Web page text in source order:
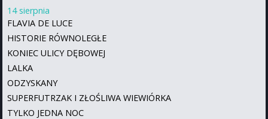
14 sierpnia
FLAVIA DE LUCE
HISTORIE RÓWNOLEGŁE
KONIEC ULICY DĘBOWEJ
LALKA
ODZYSKANY
SUPERFUTRZAK I ZŁOŚLIWA WIEWIÓRKA
TYLKO JEDNA NOC